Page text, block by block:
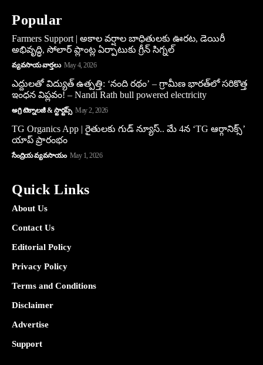
Popular
Farmers Support | అకాల వర్షాల బాధితులకు ఊరట, డెయిరీ
అభివృద్ధి, సోలార్ ప్లాంట్ల ఏర్పాటుకు గ్రీన్‌ సిగ్నల్
వ్యవసాయ వార్తలు May 4, 2026
ఎద్దులతో విద్యుత్ ఉత్పత్తి: ‘నంది రథం’ – గ్రామీణ భారత్‌లో సరికొత్త
ఇంధన విప్లవం! – Nandi Rath bull powered electricity
అగ్రి టెక్నాలజీ & స్టార్టప్స్ May 2, 2026
TG Organics App | రైతులకు గుడ్ న్యూస్.. మే 4న ‘TG ఆర్గానిక్స్’
యాప్ ప్రారంభం
సేంద్రియ వ్యవసాయం May 1, 2026
Quick Links
About Us
Contact Us
Editorial Policy
Privacy Policy
Terms and Conditions
Disclaimer
Advertise
Support